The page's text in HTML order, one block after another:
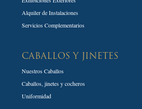
Alquiler de Instalaciones
Servicios Complementarios
CABALLOS Y JINETES
Nuestros Caballos
Caballos, jinetes y cocheros
Uniformidad